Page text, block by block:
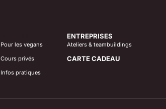
Pour les vegans
Cours privés
Infos pratiques
ENTREPRISES
Ateliers & teambuildings
CARTE CADEAU